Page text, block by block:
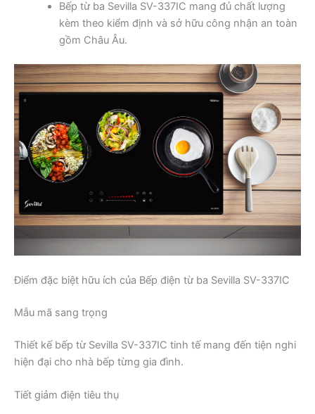
Bếp từ ba Sevilla SV-337IC mang đủ chất lượng
kèm theo kiểm định và sở hữu công nhận an toàn
gồm Châu Âu.
Điểm đặc biệt hữu ích của Bếp điện từ ba Sevilla SV-337IC
Mẫu mã sang trọng
Thiết kế bếp từ Sevilla SV-337IC tinh tế mang đến tiện nghi
hiện đại cho nhà bếp từng gia đình.
Tiết giảm điện tiêu thụ